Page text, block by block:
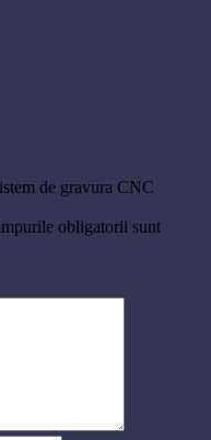
de gravura CNC
obligatorii sunt